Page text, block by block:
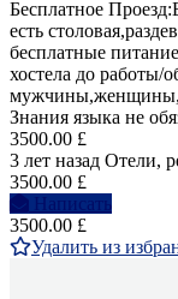
Бесплатное
есть
бесплатные
хостела до работы/
Знания языка не
3500.00 £
3 лет назад Отели,
3500.00 £
Написать
3500.00 £
Удалить из